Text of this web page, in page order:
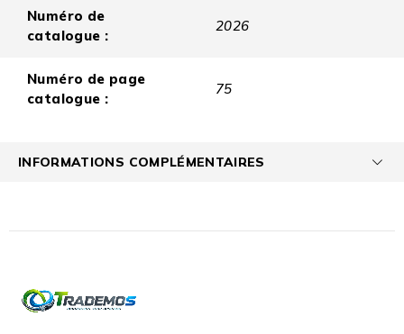
Numéro de
catalogue :
2026
Numéro de page
catalogue :
75
INFORMATIONS COMPLÉMENTAIRES